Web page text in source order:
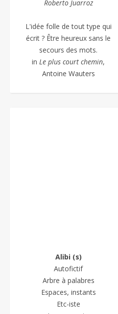
Roberto Juarroz
L'idée folle de tout type qui
écrit ? Être heureux sans le
secours des mots.
in Le plus court chemin,
Antoine Wauters
Alibi (s)
Autofictif
Arbre à palabres
Espaces, instants
Etc-iste